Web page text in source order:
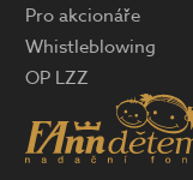
Pro akcionáře
Whistleblowing
OP LZZ